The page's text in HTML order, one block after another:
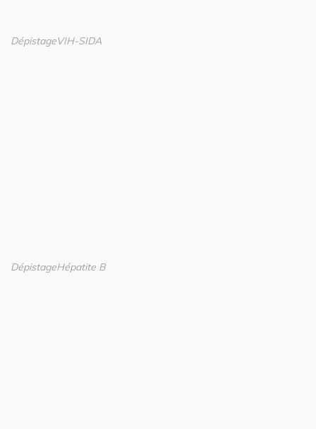
DépistageVIH-SIDA
DépistageHépatite B